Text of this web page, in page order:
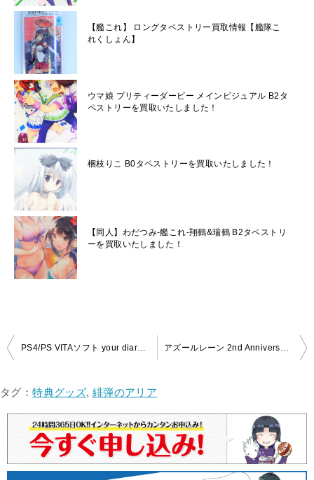
【艦これ】 ロングタペストリー買取情報【艦隊こ
れくしょん】
ウマ娘 プリティーダービー メインビジュアル B2タ
ペストリーを買取いたしました！
梱枝りこ B0タペストリーを買取いたしました！
【同人】わだつみ-艦これ-翔鶴&瑞鶴 B2タペストリ
ーを買取いたしました！
投
ナ
シ
タグ：特典グッズ, 緋弾のアリア